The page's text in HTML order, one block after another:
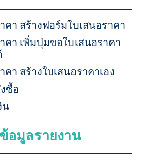
คา สร้างฟอร์มใบเสนอราคา
คา เพิ่มปุ่มขอใบเสนอราคา
คา สร้างใบเสนอราคาเอง
ซื้อ
น
อมูลรายงาน